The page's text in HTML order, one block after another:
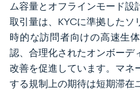
ム容量とオフラインモード設
取引量は、KYCに準拠したソ
時的な訪問者向けの高速生
認、合理化されたオンボーデ
改善を促進しています。マネ
する規制上の期待は短期滞在